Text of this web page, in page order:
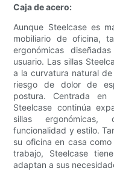
Caja de acero:
Aunque Steelcase es
mobiliario de oficina,
ergonómicas
usuario. Las sillas
a la curvatura natural
riesgo de dolor de
postura. Centrada en
Steelcase continúa
sillas ergonómicas,
funcionalidad y estilo.
su oficina en casa
trabajo, Steelcase
adaptan a sus